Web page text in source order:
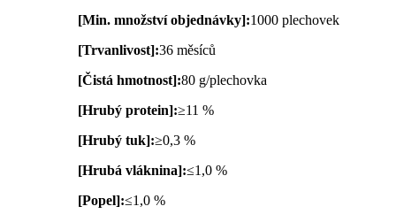
[Min. množství objednávky]:1000 plechovek
[Trvanlivost]:36 měsíců
[Čistá hmotnost]:80 g/plechovka
[Hrubý protein]:≥11 %
[Hrubý tuk]:≥0,3 %
[Hrubá vláknina]:≤1,0 %
[Popel]:≤1,0 %